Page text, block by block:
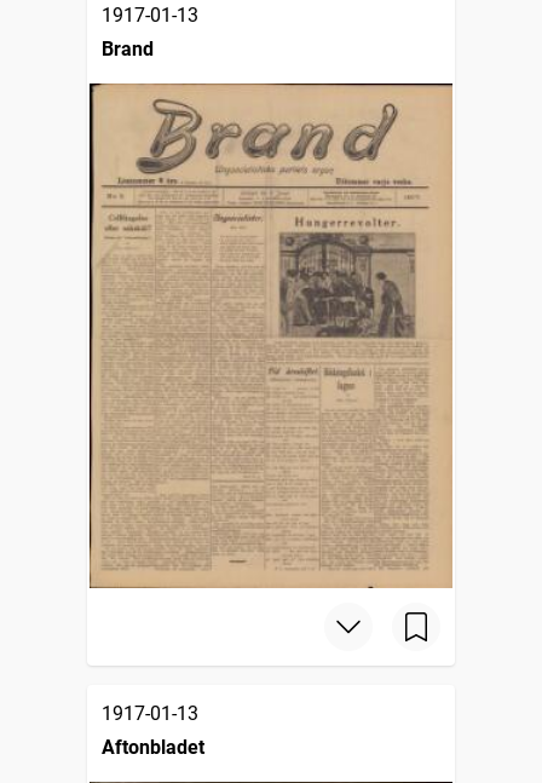
1917-01-13
Brand
1917-01-13
Aftonbladet